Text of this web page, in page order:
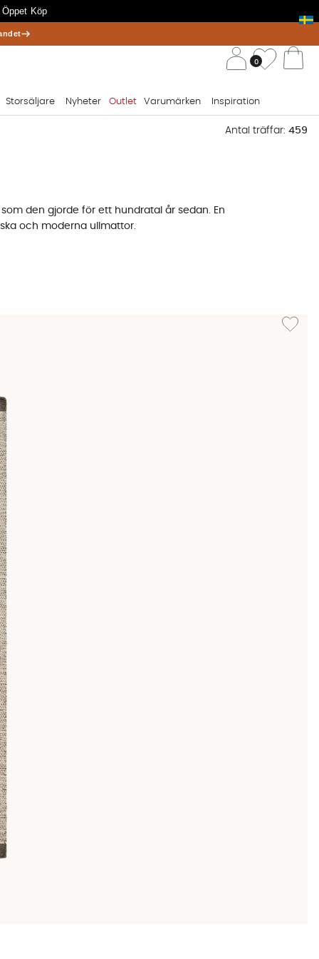
Köp
0
Storsäljare Nyheter Outlet Varumärken Inspiration
Antal träffar: 459
den gjorde för ett hundratal år sedan. En
och moderna ullmattor.
och tidsenliga motiv. Men oavsett vilket motiv du väljer
om du köper tex. en grå eller vit ullmatta som löper
Lägg till